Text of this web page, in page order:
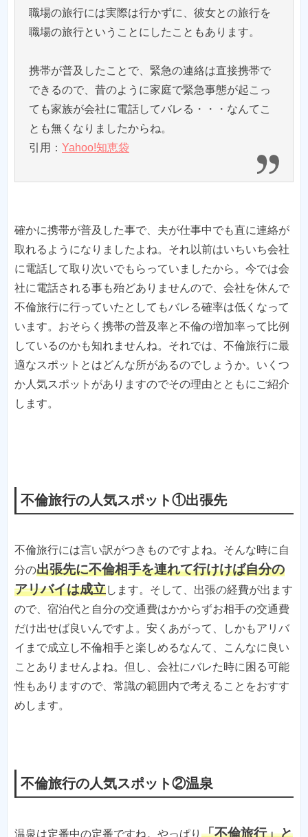
職場の旅行には実際は行かずに、彼女との旅行を
職場の旅行ということにしたこともあります。
携帯が普及したことで、緊急の連絡は直接携帯で
できるので、昔のように家庭で緊急事態が起こっ
ても家族が会社に電話してバレる・・・なんてこ
とも無くなりましたからね。
引用： Yahoo!知恵袋
確かに携帯が普及した事で、夫が仕事中でも直に連絡が
取れるようになりましたよね。それ以前はいちいち会社
に電話して取り次いでもらっていましたから。今では会
社に電話される事も殆どありませんので、会社を休んで
不倫旅行に行っていたとしてもバレる確率は低くなって
います。おそらく携帯の普及率と不倫の増加率って比例
しているのかも知れませんね。それでは、不倫旅行に最
適なスポットとはどんな所があるのでしょうか。いくつ
か人気スポットがありますのでその理由とともにご紹介
します。
不倫旅行の人気スポット①出張先
不倫旅行には言い訳がつきものですよね。そんな時に自
分の出張先に不倫相手を連れて行けけば自分の
アリバイは成立します。そして、出張の経費が出ます
ので、宿泊代と自分の交通費はかからずお相手の交通費
だけ出せば良いんですよ。安くあがって、しかもアリバ
イまで成立し不倫相手と楽しめるなんて、こんなに良い
ことありませんよね。但し、会社にバレた時に困る可能
性もありますので、常識の範囲内で考えることをおすす
めします。
不倫旅行の人気スポット②温泉
温泉は定番中の定番ですね。やっぱり 「不倫旅行」と